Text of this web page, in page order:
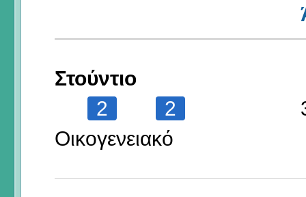
Στούντιο
2
2
Οικογενειακό